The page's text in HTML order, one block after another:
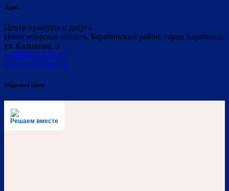
Адрес
Центр культуры и досуга
Новосибирская область, Барабинский район, город Барабинск,
ул. Калинина, 5
8-(383-61) 7-27-95
kulturabrb@mail.ru
Обратная связь
Решаем вместе